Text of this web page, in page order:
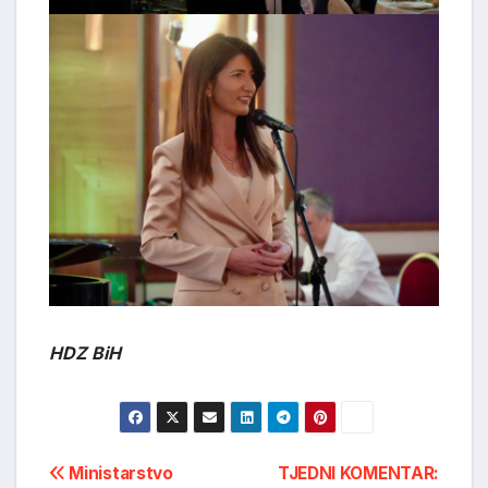
HDZ BiH
TJEDNI KOMENTAR:
Ministarstvo